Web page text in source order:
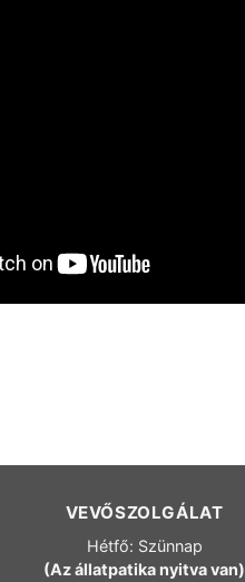
VEVŐSZOLGÁLAT
Hétfő: Szünnap
(Az állatpatika nyitva van)